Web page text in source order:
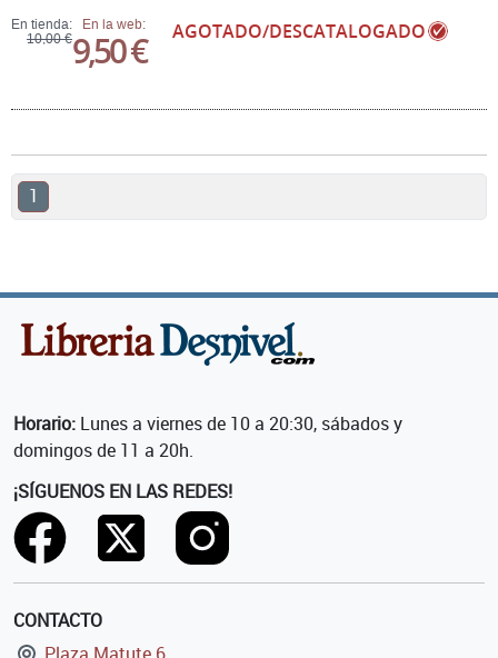
En tienda:
10,00 €
En la web:
9,50 € AGOTADO/DESCATALOGADO
1
Horario: Lunes a viernes de 10 a 20:30, sábados y
domingos de 11 a 20h.
¡SÍGUENOS EN LAS REDES!
CONTACTO